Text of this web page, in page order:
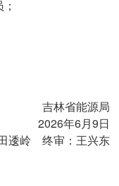
吉林省能源局
2026年6月9日
逶岭 终审：王兴东